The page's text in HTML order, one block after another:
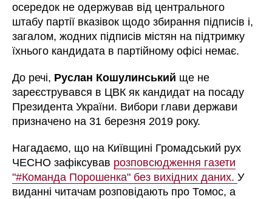
осередок не одержував від центрального
штабу партії вказівок щодо збирання підписів і,
загалом, жодних підписів містян на підтримку
їхнього кандидата в партійному офісі немає.
До речі, Руслан Кошулинський ще не
зареєструвався в ЦВК як кандидат на посаду
Президента України. Вибори глави держави
призначено на 31 березня 2019 року.
Нагадаємо, що на Київщині Громадський рух
ЧЕСНО зафіксував розповсюдження газети
"#Команда Порошенка" без вихідних даних.У
виданні читачам розповідають про Томос, а